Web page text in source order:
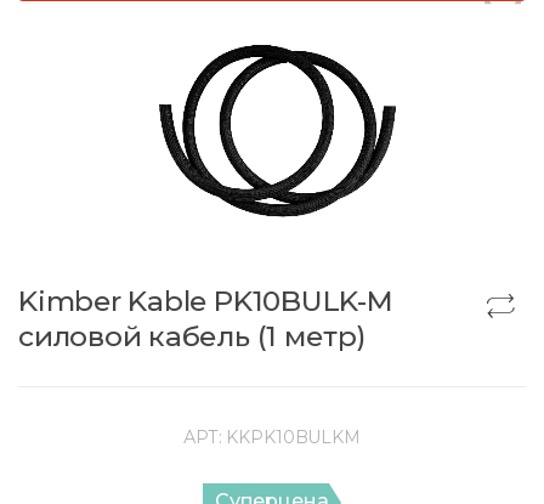
Kimber Kable PK10BULK-M
силовой кабель (1 метр)
АРТ: KKPK10BULKM